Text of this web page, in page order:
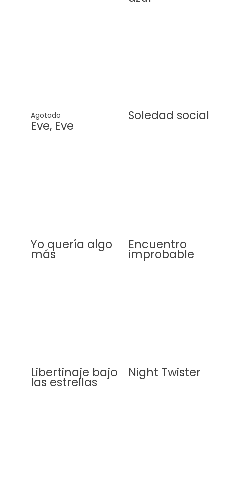
Agotado
Eve, Eve
Soledad social
Yo quería algo
más
Encuentro
improbable
Libertinaje bajo
las estrellas
Night Twister